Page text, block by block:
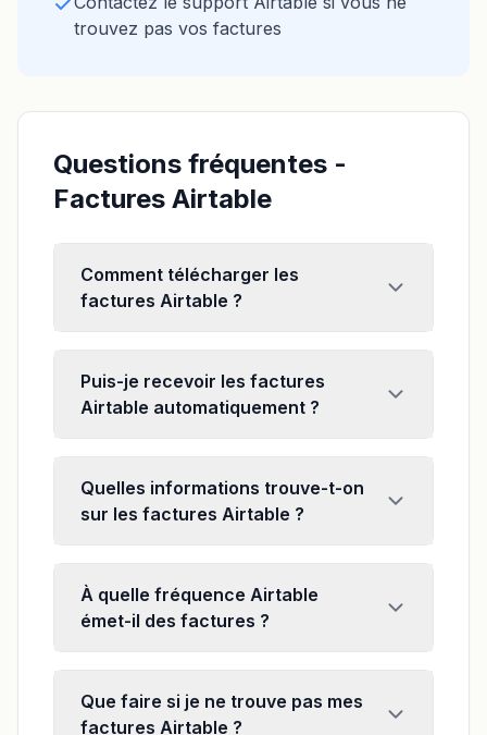
trouvez pas vos factures
Questions fréquentes -
Factures Airtable
Comment télécharger les
factures Airtable ?
Puis-je recevoir les factures
Airtable automatiquement ?
Quelles informations trouve-t-on
sur les factures Airtable ?
À quelle fréquence Airtable
émet-il des factures ?
Que faire si je ne trouve pas mes
factures Airtable ?